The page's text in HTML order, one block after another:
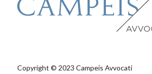
Copyright © 2023 Campeis Avvocati